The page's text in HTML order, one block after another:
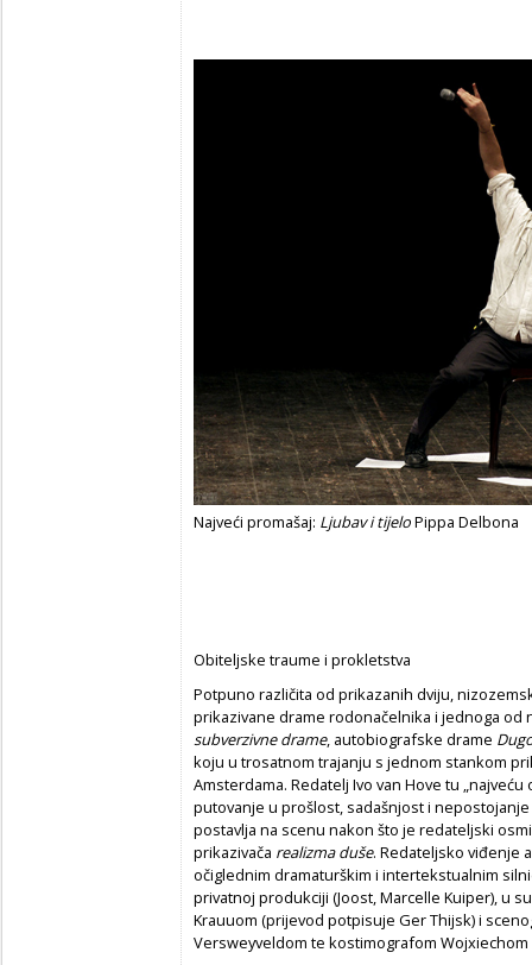
Najveći promašaj: Ljubav i tijeloPippa Delbona
Obiteljske traume i prokletstva
Potpuno različita od prikazanih dviju,
prikazivane drame rodonačelnika i jednoga od
subverzivne drame, autobiografske drame
koju u trosatnom trajanju s jednom stankom
Amsterdama. Redatelj Ivo van Hove tu
putovanje u prošlost, sadašnjost i
postavlja na scenu nakon što je redateljski
prikazivača realizma duše. Redateljsko viđenje
očiglednim dramaturškim i intertekstualnim
privatnoj produkciji (Joost, Marcelle Kuiper), u
Krauuom (prijevod potpisuje Ger Thijsk) i
Versweyveldom te kostimografom